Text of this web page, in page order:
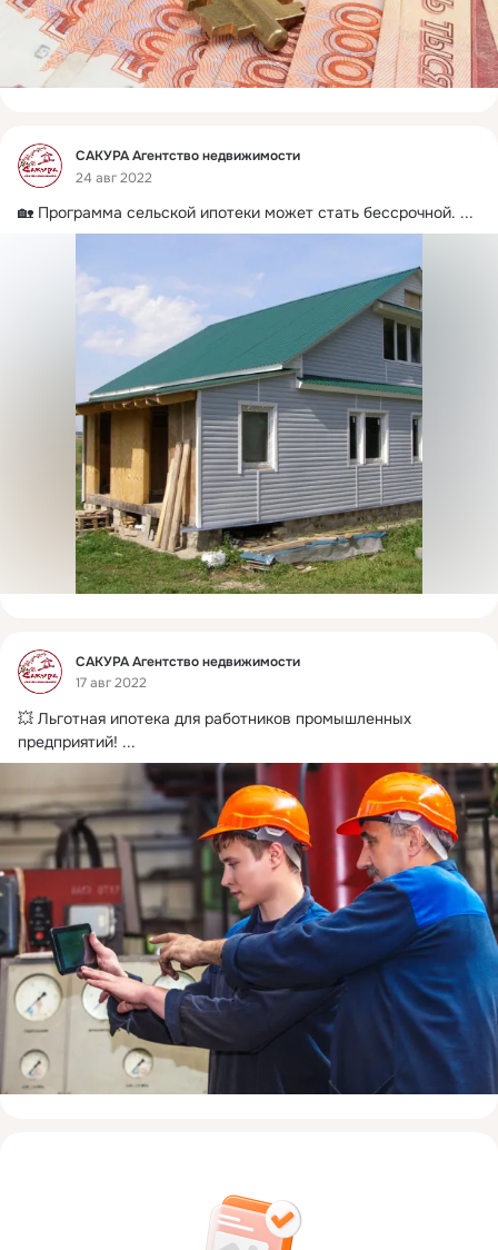
Фид
САКУРА Агентство недвижимости
24 авг 2022
🏡 Программа сельской ипотеки может стать бессрочной. ...
Фид
САКУРА Агентство недвижимости
17 авг 2022
💥 Льготная ипотека для работников промышленных
предприятий! ...